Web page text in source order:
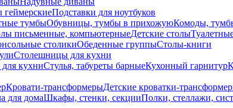
геймерскиеПодставки для ноутбуков
тумбыОбувницы, тумбы в прихожуюКомоды,
письменные, компьютерныеДетские столы
столикиОбеденные группыСтолы-книги
Столешницы для кухни
для кухниСтулья, табуреты барныеКухонный гарнитур
Кровати-трансформерыДетские кроватки-
для домаШкафы, стенки, секцииПолки, стеллажи,